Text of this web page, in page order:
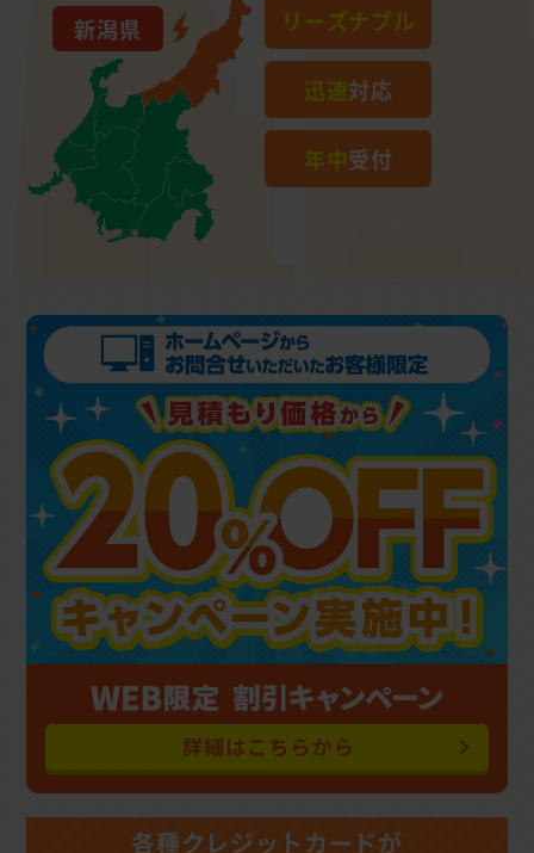
リーズナブル
迅速対応
年中受付
新潟県
各種クレジットカードが